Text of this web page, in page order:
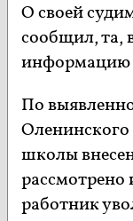
О своей
сообщил, та,
информацию
По
Оленинского
школы
рассмотрено
работник